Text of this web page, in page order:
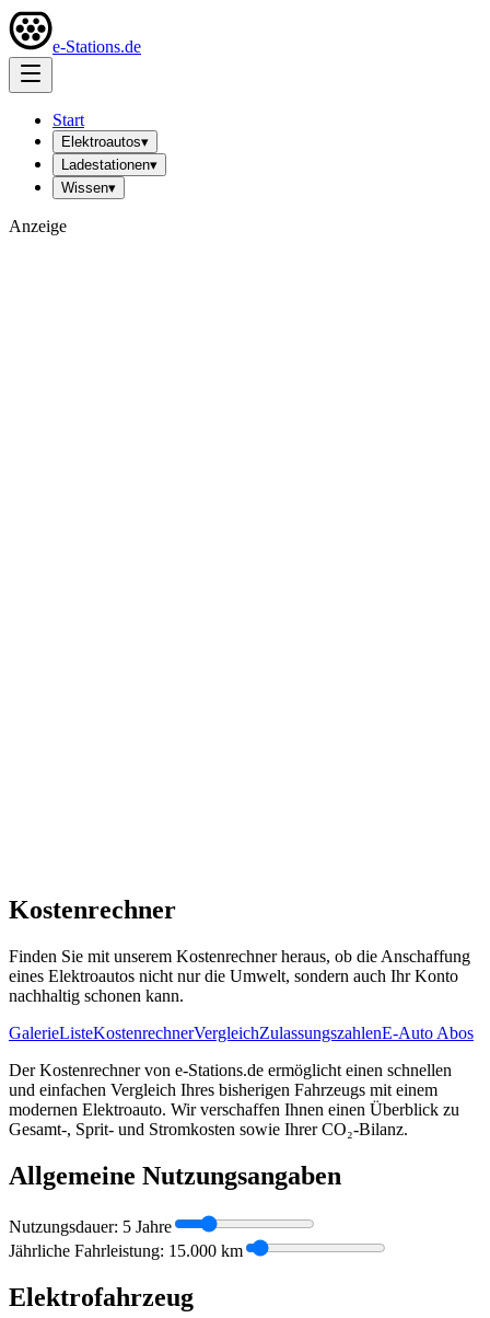
e-Stations.de
Start
Elektroautos▾
Ladestationen▾
Wissen▾
Anzeige
Kostenrechner
Finden Sie mit unserem Kostenrechner heraus, ob die Anschaffung
eines Elektroautos nicht nur die Umwelt, sondern auch Ihr Konto
nachhaltig schonen kann.
GalerieListeKostenrechnerVergleichZulassungszahlenE-Auto Abos
Der Kostenrechner von e-Stations.de ermöglicht einen schnellen
und einfachen Vergleich Ihres bisherigen Fahrzeugs mit einem
modernen Elektroauto. Wir verschaffen Ihnen einen Überblick zu
Gesamt-, Sprit- und Stromkosten sowie Ihrer CO₂-Bilanz.
Allgemeine Nutzungsangaben
Nutzungsdauer: 5 Jahre
Jährliche Fahrleistung: 15.000 km
Elektrofahrzeug